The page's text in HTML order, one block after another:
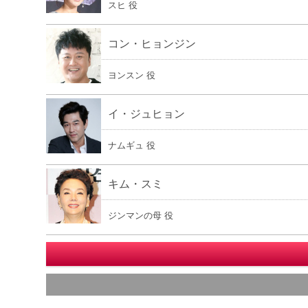
スヒ 役
コン・ヒョンジン
ヨンスン 役
イ・ジュヒョン
ナムギュ 役
キム・スミ
ジンマンの母 役